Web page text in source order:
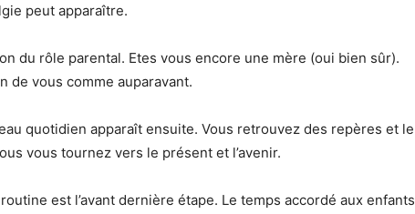
peut apparaître.
du rôle parental. Etes vous encore une mère (oui bien sûr).
de vous comme auparavant.
quotidien apparaît ensuite. Vous retrouvez des repères et le
vous tournez vers le présent et l’avenir.
est l’avant dernière étape. Le temps accordé aux enfants